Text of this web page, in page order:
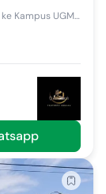
Strategis Pogung Baru Tanah Dan Bangunan Dekat ke Kampus UGM (01T) Spesifikasi : Luas Tanah 646 m2 Lebar Depan 17 x 38 m Legalitas SHM P Akses Ja...